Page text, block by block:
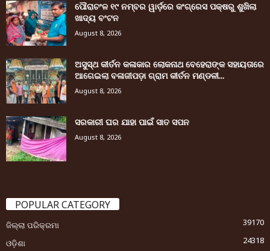
ପୌରାଚଂଳ ୧୯ ନମ୍ବର ୱାର୍ଡ଼ରେ କଂଗ୍ରେସ ପକ୍ଷରୁ ଶୁଖିଲା
ଖାଦ୍ୟ ବଂଟନ
August 8, 2026
ଅସୁସ୍ଥ କୀର୍ତନ କଳାକାର ଲୋକନାଥ ବେହେରାଙ୍କ ସହାୟତାରେ
ଆଗେଇଲା ବଳାଜୀପଡ଼ା ଗ୍ରାମ କୀର୍ତନ ମଣ୍ଡଳୀ...
August 8, 2026
ସରକାରୀ ଘର ଯାହା ପାଇଁ ସାତ ସପନ
August 8, 2026
POPULAR CATEGORY
ଜିଲ୍ଲା ପରିକ୍ରମା
39170
ଓଡ଼ିଶା
24318